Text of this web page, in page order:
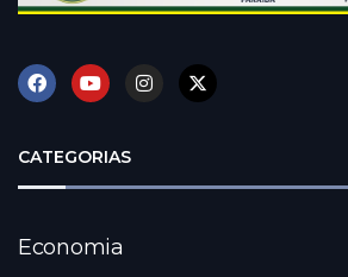
CATEGORIAS
Economia